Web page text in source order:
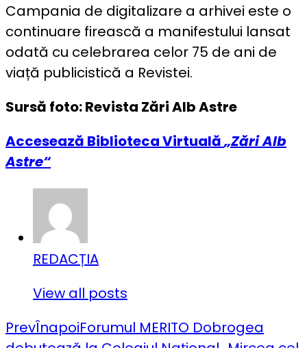
Campania de digitalizare a arhivei este o
continuare firească a manifestului lansat
odată cu celebrarea celor 75 de ani de
viață publicistică a Revistei.
Sursă foto: Revista Zări Alb Astre
Accesează Biblioteca Virtuală„Zări Alb
Astre“
REDACȚIA
View all posts
PrevÎnapoiForumul MERITO Dobrogea